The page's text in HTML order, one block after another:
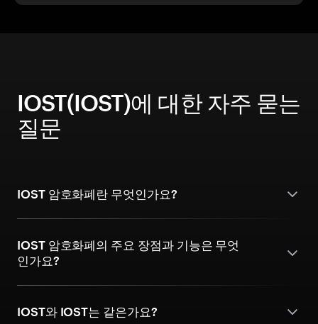
IOST(IOST)에 대한 자주 묻는
질문
IOST 암호화폐란 무엇인가요?
IOST 암호화폐의 주요 장점과 기능은 무엇
인가요?
IOST와 IOST는 같은가요?